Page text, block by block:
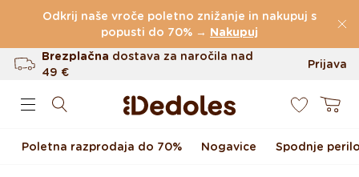
Preskoči na vsebino
Odkrij naše vroče poletno znižanje in nakupuj s
popusti do 70% → Nakupuj
(60.199 Ocen)
Brezplačna dostava za naročila nad
49 €
Do 100 dni za vračilo
Prijava
Košarica
Poletna razprodaja do 70% Nogavice Spodnje